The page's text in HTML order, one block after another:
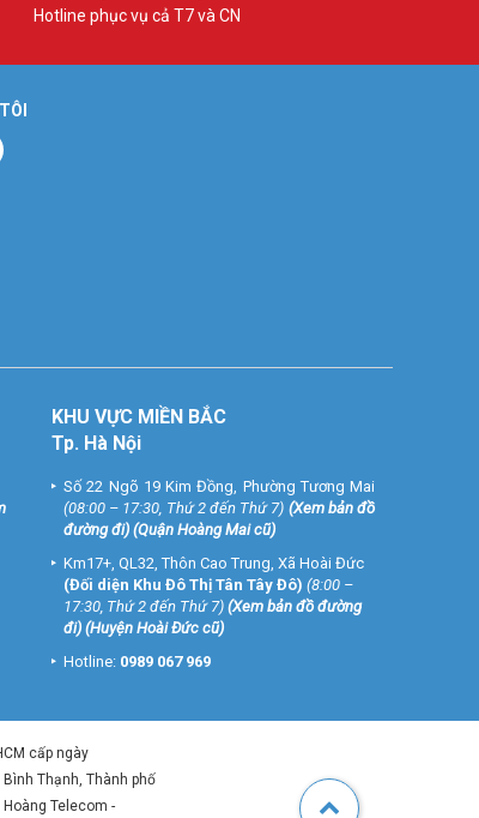
Hotline phục vụ cả T7 và CN
KHU VỰC MIỀN BẮC
Tp. Hà Nội
Số 22 Ngõ 19 Kim Đồng, Phường Tương Mai
(08:00 – 17:30, Thứ 2 đến Thứ 7) (Xem bản đồ
đường đi) (Quận Hoàng Mai cũ)
Km17+, QL32, Thôn Cao Trung, Xã Hoài Đức
(Đối diện Khu Đô Thị Tân Tây Đô) (8:00 –
17:30, Thứ 2 đến Thứ 7) (Xem bản đồ đường
đi) (Huyện Hoài Đức cũ)
Hotline: 0989 067 969
cấp ngày
Thạnh, Thành phố
Telecom -